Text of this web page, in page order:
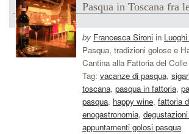
Pasqua in Toscana fra
by Francesca Sironi in
Pasqua, tradizioni golose e
Cantina alla Fattoria del Colle
Tag: vacanze di pasqua,
toscana, pasqua in fattoria,
pasqua, happy wine, fattoria
enogastronomia,
appuntamenti golosi pasqua